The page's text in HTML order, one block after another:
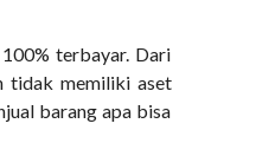
terbayar. Dari
tidak memiliki aset
barang apa bisa